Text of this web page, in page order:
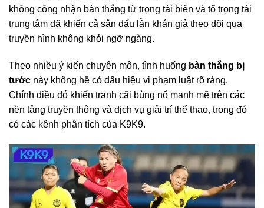
không công nhận bàn thắng từ trọng tài biên và tổ trọng tài
trung tâm đã khiến cả sân đấu lẫn khán giả theo dõi qua
truyền hình không khỏi ngỡ ngàng.
Theo nhiều ý kiến chuyên môn, tình huống bàn thắng bị
tước này không hề có dấu hiệu vi phạm luật rõ ràng.
Chính điều đó khiến tranh cãi bùng nổ mạnh mẽ trên các
nền tảng truyền thông và dịch vụ giải trí thể thao, trong đó
có các kênh phân tích của K9K9.